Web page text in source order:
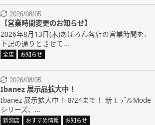
2026/08/05
【営業時間変更のお知らせ】
2026年8月13日(木)あぽろん各店の営業時間を、
下記の通りとさせて...
全店 お知らせ
2026/08/05
Ibanez 展示品拡大中！
Ibanez 展示拡大中！ 8/24まで！ 新モデルMode
シリーズ、...
新潟店 おすすめ情報 お知らせ